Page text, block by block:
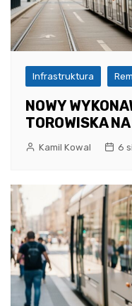
Infrastruktura
NOWY
TOROWISKA
Kamil Kowal 6